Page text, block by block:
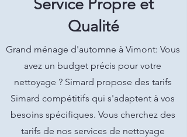
Service Propre et
Qualité
Grand ménage d'automne à Vimont: Vous
avez un budget précis pour votre
nettoyage ? Simard propose des tarifs
Simard compétitifs qui s'adaptent à vos
besoins spécifiques. Vous cherchez des
tarifs de nos services de nettoyage